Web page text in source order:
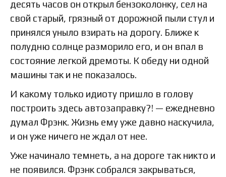
десять часов он открыл бензоколонку, сел на
свой старый, грязный от дорожной пыли стул и
принялся уныло взирать на дорогу. Ближе к
полудню солнце разморило его, и он впал в
состояние легкой дремоты. К обеду ни одной
машины так и не показалось.
И какому только идиоту пришло в голову
построить здесь автозаправку?! — ежедневно
думал Фрэнк. Жизнь ему уже давно наскучила,
и он уже ничего не ждал от нее.
Уже начинало темнеть, а на дороге так никто и
не появился. Фрэнк собрался закрываться,